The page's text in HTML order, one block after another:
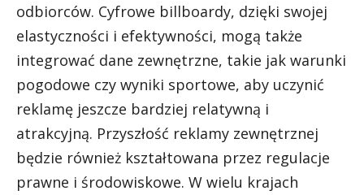
odbiorców. Cyfrowe billboardy, dzięki swojej
elastyczności i efektywności, mogą także
integrować dane zewnętrzne, takie jak warunki
pogodowe czy wyniki sportowe, aby uczynić
reklamę jeszcze bardziej relatywną i
atrakcyjną. Przyszłość reklamy zewnętrznej
będzie również kształtowana przez regulacje
prawne i środowiskowe. W wielu krajach